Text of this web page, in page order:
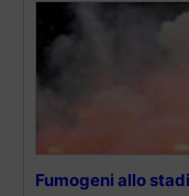
Fumogeni allo